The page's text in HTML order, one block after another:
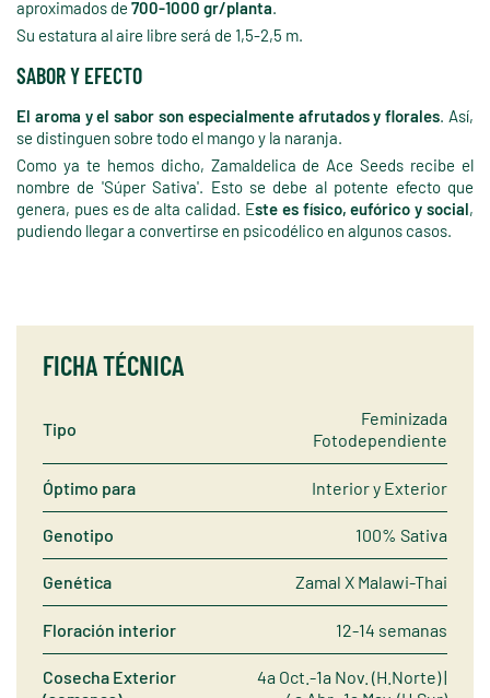
aproximados de 700-1000 gr/planta.
Su estatura al aire libre será de 1,5-2,5 m.
SABOR Y EFECTO
El aroma y el sabor son especialmente afrutados y florales. Así,
se distinguen sobre todo el mango y la naranja.
Como ya te hemos dicho, Zamaldelica de Ace Seeds recibe el
nombre de 'Súper Sativa'. Esto se debe al potente efecto que
genera, pues es de alta calidad. Este es físico, eufórico y social,
pudiendo llegar a convertirse en psicodélico en algunos casos.
FICHA TÉCNICA
Tipo
Feminizada
Fotodependiente
Óptimo para Interior y Exterior
Genotipo 100% Sativa
Genética Zamal X Malawi-Thai
Floración interior 12-14 semanas
Cosecha Exterior
4a Oct.-1a Nov. (H.Norte) |